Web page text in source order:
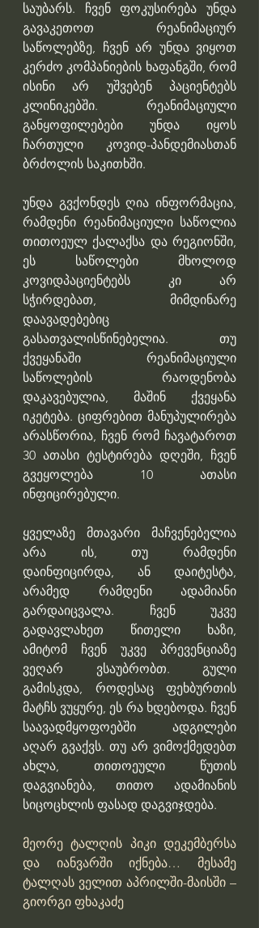
საუბარს. ჩვენ ფოკუსირება უნდა
გავაკეთოთ რეანიმაციურ
საწოლებზე, ჩვენ არ უნდა ვიყოთ
კერძო კომპანიების ხაფანგში, რომ
ისინი არ უშვებენ პაციენტებს
კლინიკებში. რეანიმაციული
განყოფილებები უნდა იყოს
ჩართული კოვიდ-პანდემიასთან
ბრძოლის საკითხში.
უნდა გვქონდეს ღია ინფორმაცია,
რამდენი რეანიმაციული საწოლია
თითოეულ ქალაქსა და რეგიონში,
ეს საწოლები მხოლოდ
კოვიდპაციენტებს კი არ
სჭირდებათ, მიმდინარე
დაავადებებიც
გასათვალისწინებელია. თუ
ქვეყანაში რეანიმაციული
საწოლების რაოდენობა
დაკავებულია, მაშინ ქვეყანა
იკეტება. ციფრებით მანუპულირება
არასწორია, ჩვენ რომ ჩავატაროთ
30 ათასი ტესტირება დღეში, ჩვენ
გვეყოლება 10 ათასი
ინფიცირებული.
ყველაზე მთავარი მაჩვენებელია
არა ის, თუ რამდენი
დაინფიცირდა, ან დაიტესტა,
არამედ რამდენი ადამიანი
გარდაიცვალა. ჩვენ უკვე
გადავლახეთ წითელი ხაზი,
ამიტომ ჩვენ უკვე პრევენციაზე
ვეღარ ვსაუბრობთ. გული
გამისკდა, როდესაც ფეხბურთის
მატჩს ვუყურე, ეს რა ხდებოდა. ჩვენ
საავადმყოფოებში ადგილები
აღარ გვაქვს. თუ არ ვიმოქმედებთ
ახლა, თითოეული წუთის
დაგვიანება, თითო ადამიანის
სიცოცხლის ფასად დაგვიჯდება.
მეორე ტალღის პიკი დეკემბერსა
და იანვარში იქნება… მესამე
ტალღას ველით აპრილში-მაისში –
გი­ორ­გი ფხა­კა­ძე